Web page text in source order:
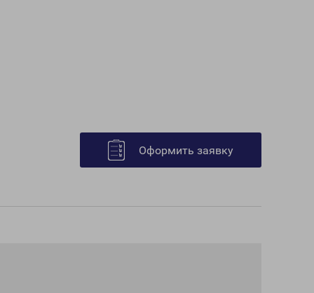
Оформить заявку